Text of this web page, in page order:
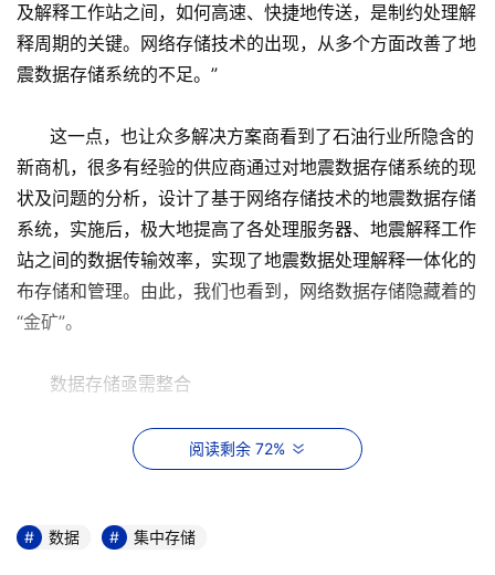
及解释工作站之间，如何高速、快捷地传送，是制约处理解
释周期的关键。网络存储技术的出现，从多个方面改善了地
震数据存储系统的不足。”
这一点，也让众多解决方案商看到了石油行业所隐含的
新商机，很多有经验的供应商通过对地震数据存储系统的现
状及问题的分析，设计了基于网络存储技术的地震数据存储
系统，实施后，极大地提高了各处理服务器、地震解释工作
站之间的数据传输效率，实现了地震数据处理解释一体化的
布存储和管理。由此，我们也看到，网络数据存储隐藏着的
“金矿”。
数据存储亟需整合
其实，对于数据处理，石油行业面对着同样的一个问
题，那就是“整合”。石油行业信息化建设部署，目前已经进
网络设施建设却处于起步阶段。那么，他们就会面临着如下
阅读剩余 72%
数据 集中存储